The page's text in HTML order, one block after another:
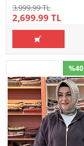
3,999.99 TL
2,699.99 TL
%40